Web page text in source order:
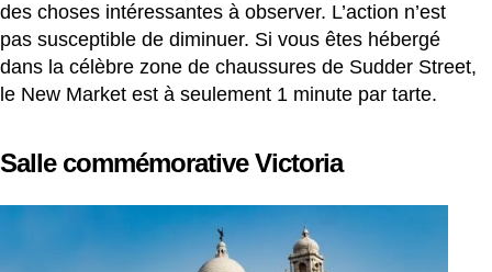
des choses intéressantes à observer. L’action n’est
pas susceptible de diminuer. Si vous êtes hébergé
dans la célèbre zone de chaussures de Sudder Street,
le New Market est à seulement 1 minute par tarte.
Salle commémorative Victoria